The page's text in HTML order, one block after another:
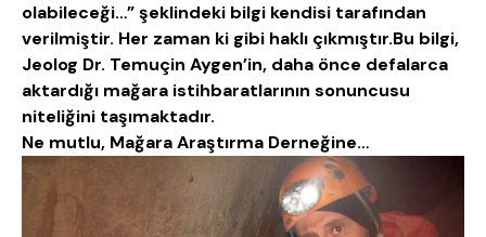
olabileceği…” şeklindeki bilgi kendisi tarafından
verilmiştir. Her zaman ki gibi haklı çıkmıştır.Bu bilgi,
Jeolog Dr. Temuçin Aygen’in, daha önce defalarca
aktardığı mağara istihbaratlarının sonuncusu
niteliğini taşımaktadır.
Ne mutlu, Mağara Araştırma Derneğine…